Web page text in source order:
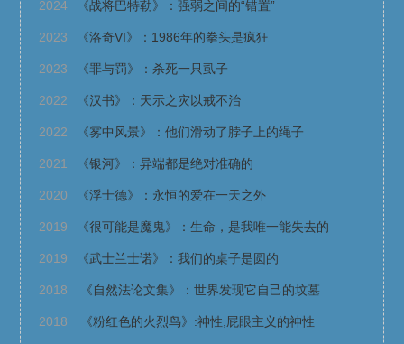
2024 《战将巴特勒》：强弱之间的“错置”
2023 《洛奇VI》：1986年的拳头是疯狂
2023 《罪与罚》：杀死一只虱子
2022 《汉书》：天示之灾以戒不治
2022 《雾中风景》：他们滑动了脖子上的绳子
2021 《银河》：异端都是绝对准确的
2020 《浮士德》：永恒的爱在一天之外
2019 《很可能是魔鬼》：生命，是我唯一能失去的
2019 《武士兰士诺》：我们的桌子是圆的
2018 《自然法论文集》：世界发现它自己的坟墓
2018 《粉红色的火烈鸟》:神性,屁眼主义的神性